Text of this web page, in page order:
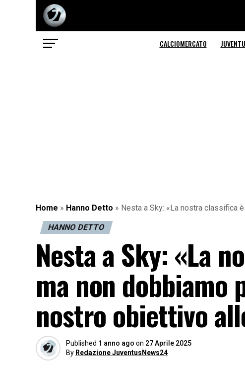
CALCIOMERCATO
Home » Hanno Detto » Nesta a Sky: «La nostra classifica
HANNO DETTO
Nesta a Sky: «La
ma non dobbiamo
nostro obiettivo
Published 1 anno ago on 27 Aprile 2025
By Redazione JuventusNews24